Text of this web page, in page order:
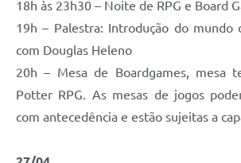
18h às 23h30 – Noite de RPG e Board
19h – Palestra: Introdução do mundo
com Douglas Heleno
20h – Mesa de Boardgames, mesa
Potter RPG. As mesas de jogos
com antecedência e estão sujeitas a